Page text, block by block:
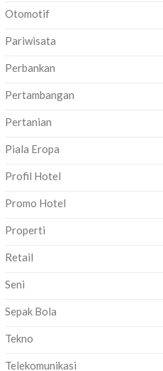
Otomotif
Pariwisata
Perbankan
Pertambangan
Pertanian
Piala Eropa
Profil Hotel
Promo Hotel
Properti
Retail
Seni
Sepak Bola
Tekno
Telekomunikasi